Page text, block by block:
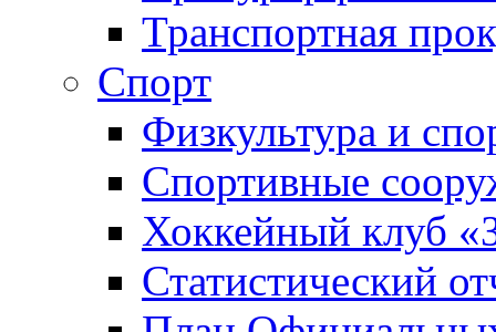
Транспортная
Спорт
Физкультура и
Спортивные
Хоккейный клуб
Статистический